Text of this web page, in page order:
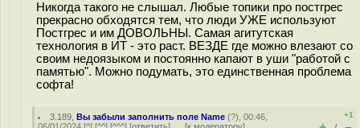
Никогда такого не слышал. Любые топики про постгрес
прекрасно обходятся тем, что люди УЖЕ используют
Постгрес и им ДОВОЛЬНЫ. Самая агитутская
технология в ИТ - это раст. ВЕЗДЕ где можно влезают со
своим недоязыком и постоянно капают в уши "работой с
памятью". Можно подумать, это единственная проблема
софта!
3.189 ,Вы забыли заполнить поле Name (?), 00:46,
+1